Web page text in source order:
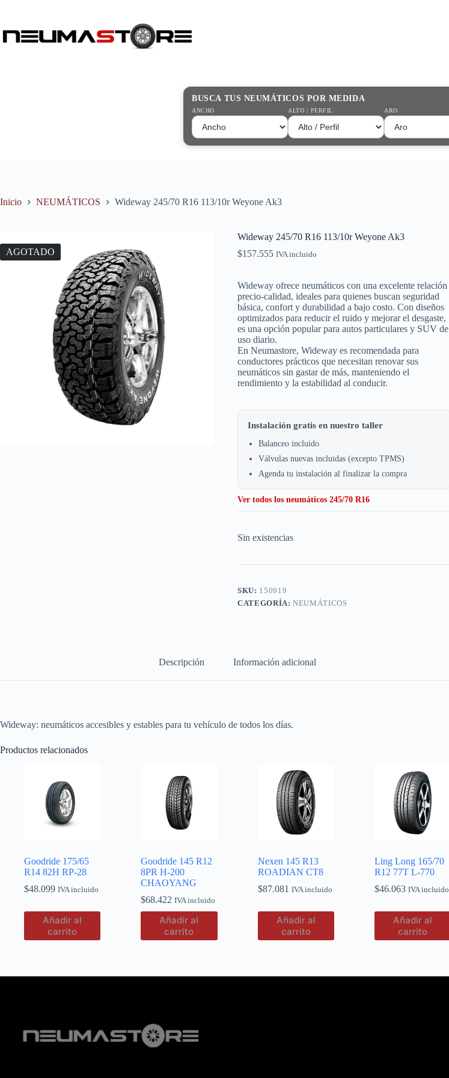
Búsqueda
de
BUSCA TUS NEUMÁTICOS POR MEDIDA
ANCHO ALTO / PERFIL ARO
Inicio NEUMÁTICOS Wideway 245/70 R16 113/10r Weyone Ak3
AGOTADO
Wideway 245/70 R16 113/10r Weyone Ak3
$157.555 IVA incluido
Wideway ofrece neumáticos con una excelente relación
precio-calidad, ideales para quienes buscan seguridad
básica, confort y durabilidad a bajo costo. Con diseños
optimizados para reducir el ruido y mejorar el desgaste,
es una opción popular para autos particulares y SUV de
uso diario.
En Neumastore, Wideway es recomendada para
conductores prácticos que necesitan renovar sus
neumáticos sin gastar de más, manteniendo el
rendimiento y la estabilidad al conducir.
Instalación gratis en nuestro taller
Balanceo incluido
Válvulas nuevas incluidas (excepto TPMS)
Agenda tu instalación al finalizar la compra
Ver todos los neumáticos 245/70 R16
Sin existencias
SKU: 150919
CATEGORÍA:NEUMÁTICOS
Descripción Información adicional
Wideway: neumáticos accesibles y estables para tu vehículo de todos los días.
Productos relacionados
Goodride 175/65
R14 82H RP-28
$48.099 IVA incluido
Añadir al
carrito
Goodride 145 R12
8PR H-200
CHAOYANG
$68.422 IVA incluido
Añadir al
carrito
Nexen 145 R13
ROADIAN CT8
$87.081 IVA incluido
Añadir al
carrito
Ling Long 165/70
R12 77T L-770
$46.063 IVA incluido
Añadir al
carrito